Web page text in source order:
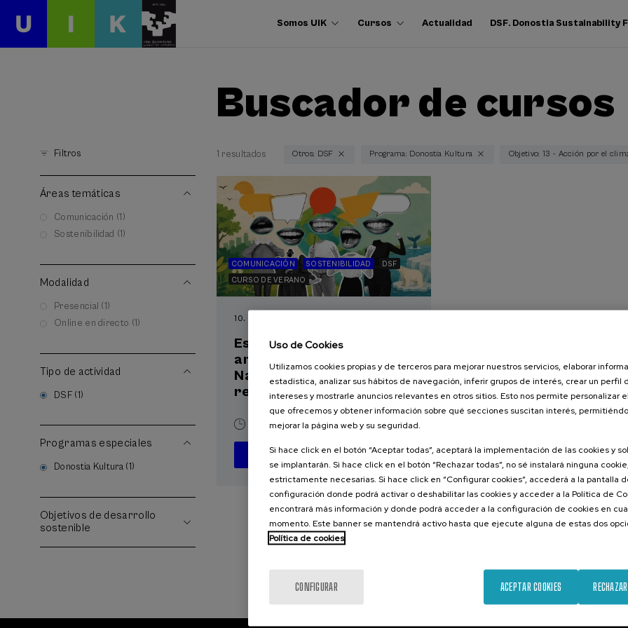
Somos UIK Cursos Actualidad DSF. Donostia Sustainability
Buscador de cursos
Filtros
Áreas temáticas
Comunicación (1)
Sostenibilidad (1)
Modalidad
Presencial (1)
Online en directo (1)
Tipo de actividad
DSF (1)
Programas especiales
Donostia Kultura (1)
Objetivos de desarrollo
sostenible
1 resultados Otros: DSF Programa: Donostia Kultura Objetivo: 13 - Acción por el
COMUNICACIÓN SOSTENIBILIDAD
DSF
CURSO DE VERANO
10. SEP
Escuela de comunicación
ambiental 2026.
Narrativas climáticas:
relatos para la acción
Español .
25 €
Últimas
plazas
Gratuito
Fecha
pasada
de
espera
de
matrícula
finalizado
Uso de Cookies
Utilizamos cookies propias y de terceros para mejorar nuestros servicios, elaborar
estadística, analizar sus hábitos de navegación, inferir grupos de interés, crear un perfil
intereses y mostrarle anuncios relevantes en otros sitios. Esto nos permite personalizar
que ofrecemos y obtener información sobre qué secciones suscitan interés,
mejorar la página web y su seguridad.
Si hace click en el botón “Aceptar todas”, aceptará la implementación de las cookies y
se implantarán. Si hace click en el botón “Rechazar todas”, no sé instalará ninguna
estrictamente necesarias. Si hace click en “Configurar cookies”, accederá a la pantalla
configuración donde podrá activar o deshabilitar las cookies y acceder a la Política de
encontrará más información y donde podrá acceder a la configuración de cookies en
momento. Este banner se mantendrá activo hasta que ejecute alguna de estas dos
Política de cookies
CONFIGURAR ACEPTAR COOKIES